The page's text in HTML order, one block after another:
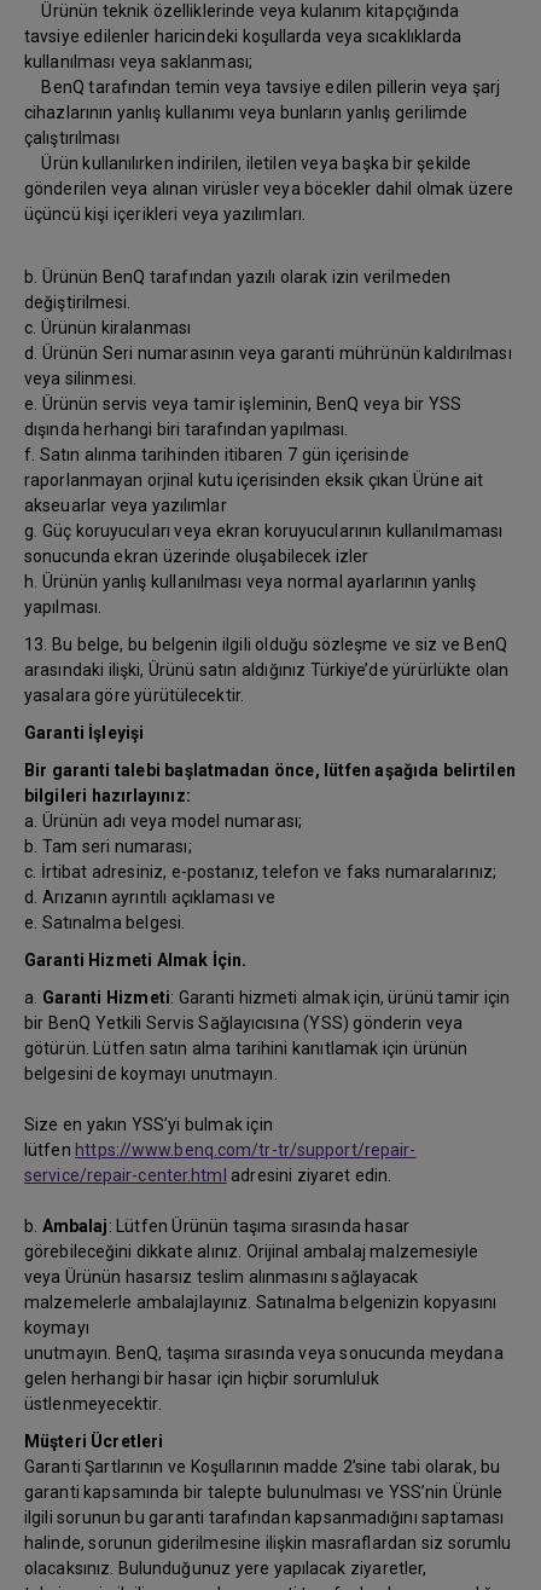
Ürünün teknik özelliklerinde veya kulanım kitapçığında
tavsiye edilenler haricindeki koşullarda veya sıcaklıklarda
kullanılması veya saklanması;
BenQ tarafından temin veya tavsiye edilen pillerin veya şarj
cihazlarının yanlış kullanımı veya bunların yanlış gerilimde
çalıştırılması
Ürün kullanılırken indirilen, iletilen veya başka bir şekilde
gönderilen veya alınan virüsler veya böcekler dahil olmak üzere
üçüncü kişi içerikleri veya yazılımları.
b. Ürünün BenQ tarafından yazılı olarak izin verilmeden
değiştirilmesi.
c. Ürünün kiralanması
d. Ürünün Seri numarasının veya garanti mührünün kaldırılması
veya silinmesi.
e. Ürünün servis veya tamir işleminin, BenQ veya bir YSS
dışında herhangi biri tarafından yapılması.
f. Satın alınma tarihinden itibaren 7 gün içerisinde
raporlanmayan orjinal kutu içerisinden eksik çıkan Ürüne ait
akseuarlar veya yazılımlar
g. Güç koruyucuları veya ekran koruyucularının kullanılmaması
sonucunda ekran üzerinde oluşabilecek izler
h. Ürünün yanlış kullanılması veya normal ayarlarının yanlış
yapılması.
13. Bu belge, bu belgenin ilgili olduğu sözleşme ve siz ve BenQ
arasındaki ilişki, Ürünü satın aldığınız Türkiye’de yürürlükte olan
yasalara göre yürütülecektir.
Garanti İşleyişi
Bir garanti talebi başlatmadan önce, lütfen aşağıda belirtilen
bilgileri hazırlayınız:
a. Ürünün adı veya model numarası;
b. Tam seri numarası;
c. İrtibat adresiniz, e-postanız, telefon ve faks numaralarınız;
d. Arızanın ayrıntılı açıklaması ve
e. Satınalma belgesi.
Garanti Hizmeti Almak İçin.
a. Garanti Hizmeti: Garanti hizmeti almak için, ürünü tamir için
bir BenQ Yetkili Servis Sağlayıcısına (YSS) gönderin veya
götürün. Lütfen satın alma tarihini kanıtlamak için ürünün
belgesini de koymayı unutmayın.
Size en yakın YSS’yi bulmak için
lütfen https://www.benq.com/tr-tr/support/repair-
service/repair-center.html adresini ziyaret edin.
b. Ambalaj: Lütfen Ürünün taşıma sırasında hasar
görebileceğini dikkate alınız. Orijinal ambalaj malzemesiyle
veya Ürünün hasarsız teslim alınmasını sağlayacak
malzemelerle ambalajlayınız. Satınalma belgenizin kopyasını
koymayı
unutmayın. BenQ, taşıma sırasında veya sonucunda meydana
gelen herhangi bir hasar için hiçbir sorumluluk
üstlenmeyecektir.
Müşteri Ücretleri
Garanti Şartlarının ve Koşullarının madde 2’sine tabi olarak, bu
garanti kapsamında bir talepte bulunulması ve YSS’nin Ürünle
ilgili sorunun bu garanti tarafından kapsanmadığını saptaması
halinde, sorunun giderilmesine ilişkin masraflardan siz sorumlu
olacaksınız. Bulunduğunuz yere yapılacak ziyaretler,